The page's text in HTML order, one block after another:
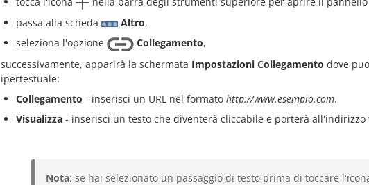
passa alla scheda
Altro,
seleziona l'opzione
Collegamento,
successivamente, apparirà la schermata Impostazioni Collegamento dove
ipertestuale:
Collegamento - inserisci un URL nel formato http://www.esempio.com.
Visualizza - inserisci un testo che diventerà cliccabile e porterà
Nota: se hai selezionato un passaggio di testo prima di toccare